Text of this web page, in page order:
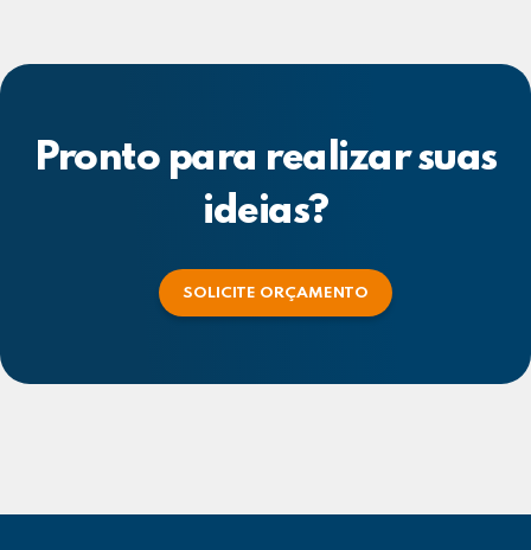
Pronto para realizar suas
ideias?
SOLICITE ORÇAMENTO